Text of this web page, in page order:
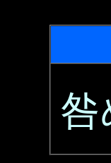
咎